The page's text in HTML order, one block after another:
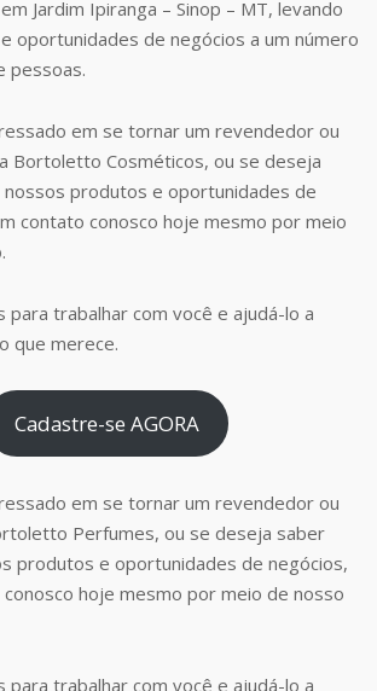
Jardim Ipiranga – Sinop – MT, levando
oportunidades de negócios a um número
pessoas.
em se tornar um revendedor ou
Bortoletto Cosméticos, ou se deseja
produtos e oportunidades de
contato conosco hoje mesmo por meio
para trabalhar com você e ajudá-lo a
que merece.
Cadastre-se AGORA
em se tornar um revendedor ou
Perfumes, ou se deseja saber
produtos e oportunidades de negócios,
hoje mesmo por meio de nosso
para trabalhar com você e ajudá-lo a